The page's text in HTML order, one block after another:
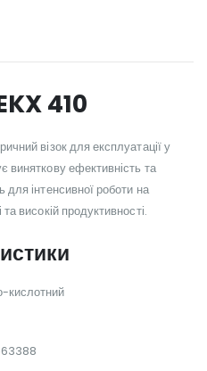
410
візок для експлуатації у
виняткову ефективність та
для інтенсивної роботи на
високій продуктивності.
кислотний